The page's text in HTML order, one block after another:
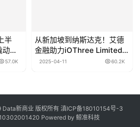
半
茶
57.0K
从新加坡到纳斯达克！艾德
金融助力iOThree Limited踏
足国际资本市场
2025-04-11 60.2K
Data新商业版权所有 滇ICP备18010154号-3
Powered by 鲸准科技